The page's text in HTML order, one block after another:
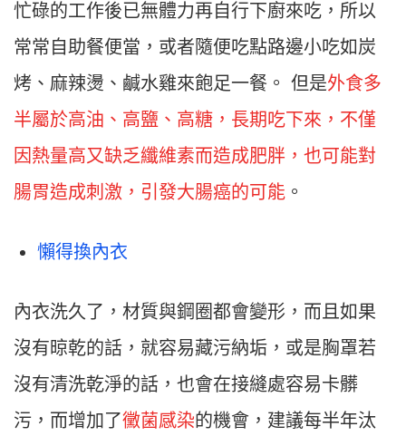
忙碌的工作後已無體力再自行下廚來吃，所以
常常自助餐便當，或者隨便吃點路邊小吃如炭
烤、麻辣燙、鹹水雞來飽足一餐。 但是外食多
半屬於高油、高鹽、高糖，長期吃下來，不僅
因熱量高又缺乏纖維素而造成肥胖，也可能對
腸胃造成刺激，引發大腸癌的可能 。
懶得換內衣
內衣洗久了，材質與鋼圈都會變形，而且如果
沒有晾乾的話，就容易藏污納垢，或是胸罩若
沒有清洗乾淨的話，也會在接縫處容易卡髒
污，而增加了黴菌感染的機會，建議每半年汰